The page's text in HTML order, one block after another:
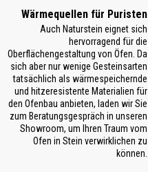
Wärmequellen für Puristen
Auch Naturstein eignet sich
hervorragend für die
Oberflächengestaltung von Öfen. Da
sich aber nur wenige Gesteinsarten
tatsächlich als wärmespeichernde
und hitzeresistente Materialien für
den Ofenbau anbieten, laden wir Sie
zum Beratungsgespräch in unseren
Showroom, um Ihren Traum vom
Ofen in Stein verwirklichen zu
können.